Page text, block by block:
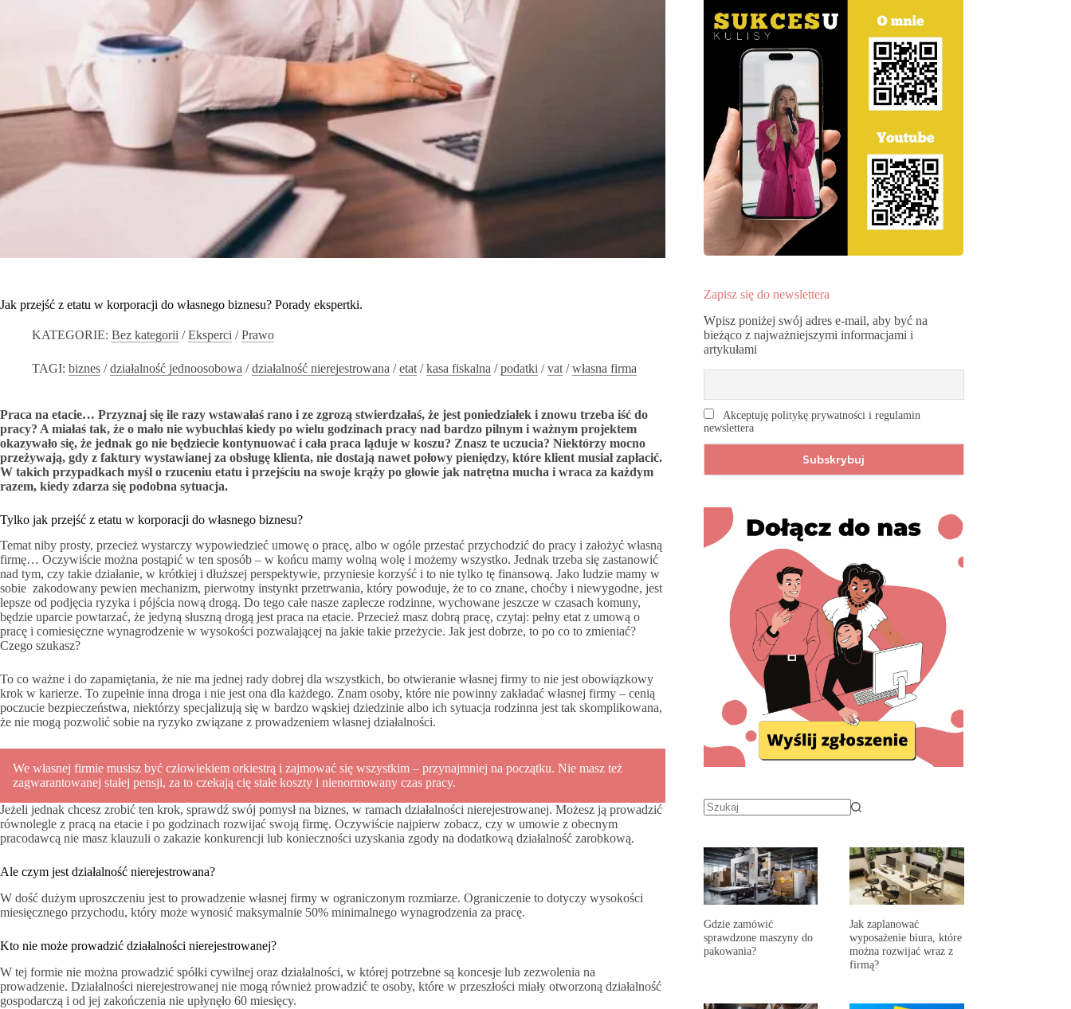
Jak przejść z etatu w korporacji do własnego biznesu? Porady ekspertki.
KATEGORIE: Bez kategorii /Eksperci /Prawo
TAGI: biznes /działalność jednoosobowa /działalność nierejestrowana /etat /kasa fiskalna /podatki /vat /własna firma
Praca na etacie… Przyznaj się ile razy wstawałaś rano i ze zgrozą stwierdzałaś, że jest poniedziałek i znowu trzeba iść do
pracy? A miałaś tak, że o mało nie wybuchłaś kiedy po wielu godzinach pracy nad bardzo pilnym i ważnym projektem
okazywało się, że jednak go nie będziecie kontynuować i cała praca ląduje w koszu? Znasz te uczucia? Niektórzy mocno
przeżywają, gdy z faktury wystawianej za obsługę klienta, nie dostają nawet połowy pieniędzy, które klient musiał zapłacić.
W takich przypadkach myśl o rzuceniu etatu i przejściu na swoje krąży po głowie jak natrętna mucha i wraca za każdym
razem, kiedy zdarza się podobna sytuacja.
Tylko jak przejść z etatu w korporacji do własnego biznesu?
Temat niby prosty, przecież wystarczy wypowiedzieć umowę o pracę, albo w ogóle przestać przychodzić do pracy i założyć własną
firmę… Oczywiście można postąpić w ten sposób – w końcu mamy wolną wolę i możemy wszystko. Jednak trzeba się zastanowić
nad tym, czy takie działanie, w krótkiej i dłuższej perspektywie, przyniesie korzyść i to nie tylko tę finansową. Jako ludzie mamy w
sobie zakodowany pewien mechanizm, pierwotny instynkt przetrwania, który powoduje, że to co znane, choćby i niewygodne, jest
lepsze od podjęcia ryzyka i pójścia nową drogą. Do tego całe nasze zaplecze rodzinne, wychowane jeszcze w czasach komuny,
będzie uparcie powtarzać, że jedyną słuszną drogą jest praca na etacie. Przecież masz dobrą pracę, czytaj: pełny etat z umową o
pracę i comiesięczne wynagrodzenie w wysokości pozwalającej na jakie takie przeżycie. Jak jest dobrze, to po co to zmieniać?
Czego szukasz?
To co ważne i do zapamiętania, że nie ma jednej rady dobrej dla wszystkich, bo otwieranie własnej firmy to nie jest obowiązkowy
krok w karierze. To zupełnie inna droga i nie jest ona dla każdego. Znam osoby, które nie powinny zakładać własnej firmy – cenią
poczucie bezpieczeństwa, niektórzy specjalizują się w bardzo wąskiej dziedzinie albo ich sytuacja rodzinna jest tak skomplikowana,
że nie mogą pozwolić sobie na ryzyko związane z prowadzeniem własnej działalności.
We własnej firmie musisz być człowiekiem orkiestrą i zajmować się wszystkim – przynajmniej na początku. Nie masz też
zagwarantowanej stałej pensji, za to czekają cię stałe koszty i nienormowany czas pracy.
Jeżeli jednak chcesz zrobić ten krok, sprawdź swój pomysł na biznes, w ramach działalności nierejestrowanej. Możesz ją prowadzić
równolegle z pracą na etacie i po godzinach rozwijać swoją firmę. Oczywiście najpierw zobacz, czy w umowie z obecnym
pracodawcą nie masz klauzuli o zakazie konkurencji lub konieczności uzyskania zgody na dodatkową działalność zarobkową.
Ale czym jest działalność nierejestrowana?
W dość dużym uproszczeniu jest to prowadzenie własnej firmy w ograniczonym rozmiarze. Ograniczenie to dotyczy wysokości
miesięcznego przychodu, który może wynosić maksymalnie 50% minimalnego wynagrodzenia za pracę.
Kto nie może prowadzić działalności nierejestrowanej?
W tej formie nie można prowadzić spółki cywilnej oraz działalności, w której potrzebne są koncesje lub zezwolenia na
prowadzenie. Działalności nierejestrowanej nie mogą również prowadzić te osoby, które w przeszłości miały otworzoną działalność
gospodarczą i od jej zakończenia nie upłynęło 60 miesięcy.
Zapisz się do newslettera
Wpisz poniżej swój adres e-mail, aby być na
bieżąco z najważniejszymi informacjami i
artykułami
Akceptuję politykę prywatności i regulamin
newslettera
Gdzie zamówić
sprawdzone maszyny do
pakowania?
Jak zaplanować
wyposażenie biura, które
można rozwijać wraz z
firmą?